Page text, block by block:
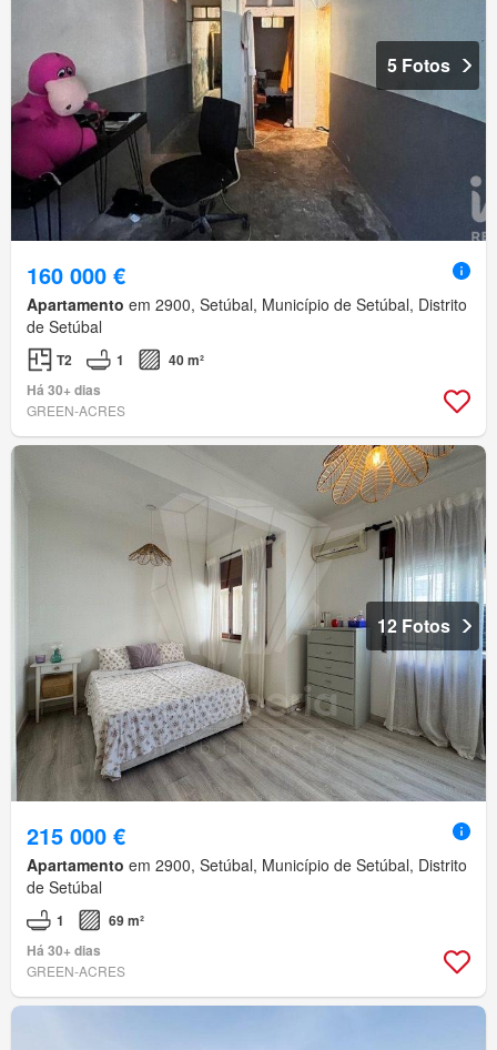
5 Fotos
160 000 €
Apartamento em 2900, Setúbal, Município de Setúbal, Distrito
de Setúbal
T2 1
40 m²
Há 30+ dias
GREEN-ACRES
12 Fotos
215 000 €
Apartamento em 2900, Setúbal, Município de Setúbal, Distrito
de Setúbal
1
69 m²
Há 30+ dias
GREEN-ACRES